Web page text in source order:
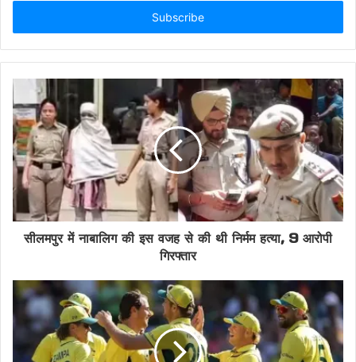
सीलमपुर में नाबालिग की इस वजह से की थी निर्मम हत्या, 9 आरोपी
गिरफ्तार